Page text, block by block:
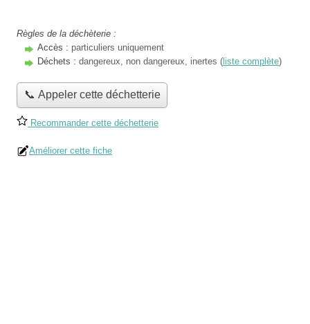
Règles de la déchèterie :
Accès : particuliers uniquement
Déchets : dangereux, non dangereux, inertes ( liste complète)
📞 Appeler cette déchetterie
Recommander cette déchetterie
Améliorer cette fiche